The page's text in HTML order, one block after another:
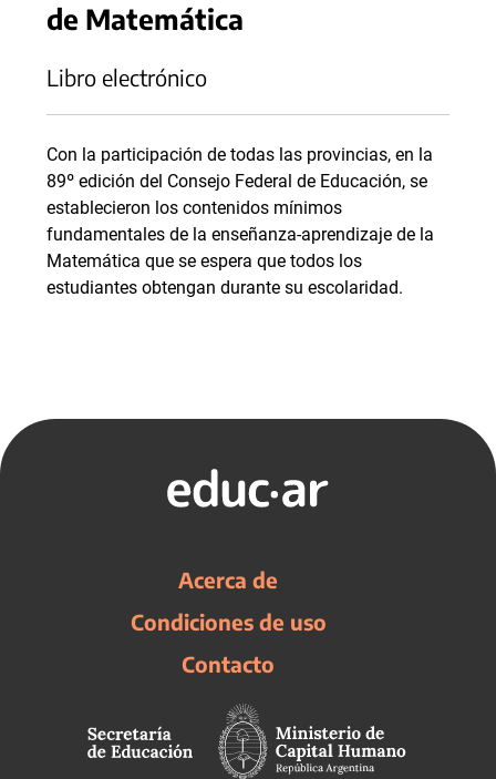
de Matemática
Libro electrónico
Con la participación de todas las provincias, en la
89º edición del Consejo Federal de Educación, se
establecieron los contenidos mínimos
fundamentales de la enseñanza-aprendizaje de la
Matemática que se espera que todos los
estudiantes obtengan durante su escolaridad.
Acerca de
Condiciones de uso
Contacto